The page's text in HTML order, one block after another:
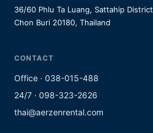
36/60 Phlu Ta Luang, Sattahip District
Chon Buri 20180, Thailand
CONTACT
Office · 038-015-488
24/7 · 098-323-2626
thai@aerzenrental.com